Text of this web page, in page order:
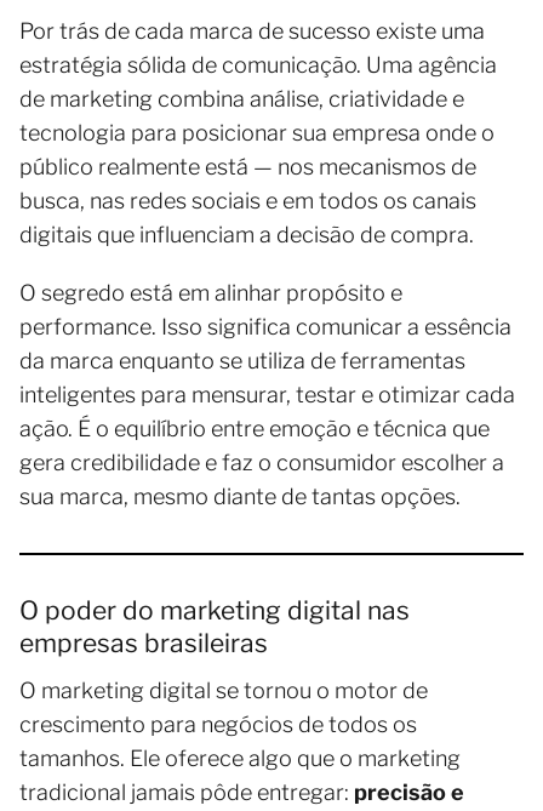
Por trás de cada marca de sucesso existe uma
estratégia sólida de comunicação. Uma agência
de marketing combina análise, criatividade e
tecnologia para posicionar sua empresa onde o
público realmente está — nos mecanismos de
busca, nas redes sociais e em todos os canais
digitais que influenciam a decisão de compra.
O segredo está em alinhar propósito e
performance. Isso significa comunicar a essência
da marca enquanto se utiliza de ferramentas
inteligentes para mensurar, testar e otimizar cada
ação. É o equilíbrio entre emoção e técnica que
gera credibilidade e faz o consumidor escolher a
sua marca, mesmo diante de tantas opções.
O poder do marketing digital nas
empresas brasileiras
O marketing digital se tornou o motor de
crescimento para negócios de todos os
tamanhos. Ele oferece algo que o marketing
tradicional jamais pôde entregar: precisão e